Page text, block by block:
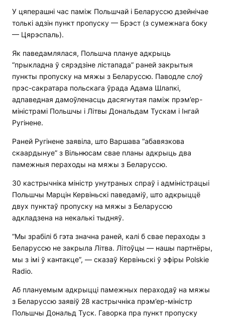
У цяперашні час паміж Польшчай і Беларуссю дзейнічае
толькі адзін пункт пропуску — Брэст (з сумежнага боку
— Цярэспаль).
Як паведамлялася, Польшча плануе адкрыць
“прыкладна ў сярэдзіне лістапада” раней закрытыя
пункты пропуску на мяжы з Беларуссю. Паводле слоў
прэс-сакратара польскага ўрада Адама Шлапкі,
адпаведная дамоўленасць дасягнутая паміж прэм’ер-
міністрамі Польшчы і Літвы Дональдам Тускам і Інгай
Ругінене.
Раней Ругінене заявіла, што Варшава “абавязкова
скаардынуе” з Вільнюсам свае планы адкрыць два
памежныя пераходы на мяжы з Беларуссю.
30 кастрычніка міністр унутраных спраў і адміністрацыі
Польшчы Марцін Кервіньскі паведаміў, што адкрыццё
двух пунктаў пропуску на мяжы з Беларуссю
адкладзена на некалькі тыдняў.
“Мы зрабілі б гэта значна раней, калі б свае пераходы з
Беларуссю не закрыла Літва. Літоўцы — нашы партнёры,
мы з імі ў кантакце”, — сказаў Кервіньскі ў эфіры Polskie
Radio.
Аб плануемым адкрыцці памежных пераходаў на мяжы
з Беларуссю заявіў 28 кастрычніка прэм’ер-міністр
Польшчы Дональд Туск. Гаворка пра пункт пропуску